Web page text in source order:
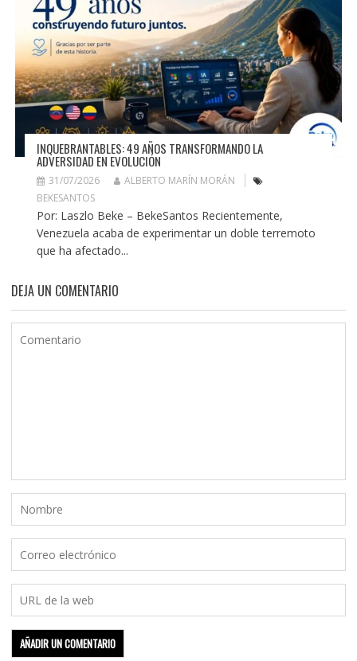
INQUEBRANTABLES: 49 AÑOS TRANSFORMANDO LA
ADVERSIDAD EN EVOLUCIÓN
31/07/2026
ALBERTO MARÍN MORÁN
BEKESANTOS
Por: Laszlo Beke – BekeSantos Recientemente,
Venezuela acaba de experimentar un doble terremoto
que ha afectado...
DEJA UN COMENTARIO